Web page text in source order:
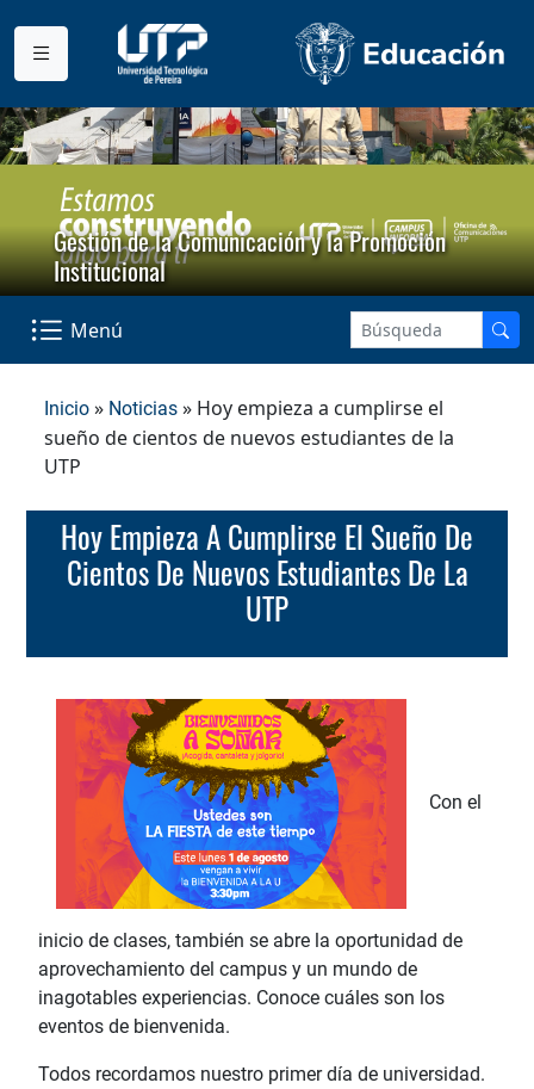
Gestión de la Comunicación y la Promoción
Institucional
Menú
Inicio » Noticias » Hoy empieza a cumplirse el
sueño de cientos de nuevos estudiantes de la
UTP
Hoy Empieza A Cumplirse El Sueño De
Cientos De Nuevos Estudiantes De La
UTP
Con el
inicio de clases, también se abre la oportunidad de
aprovechamiento del campus y un mundo de
inagotables experiencias. Conoce cuáles son los
eventos de bienvenida.
Todos recordamos nuestro primer día de universidad.